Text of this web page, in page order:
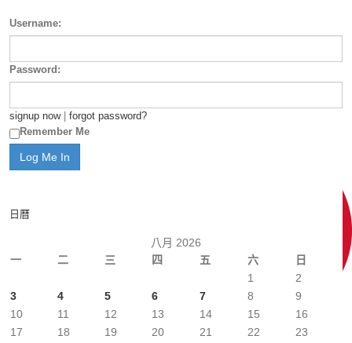
Username:
Password:
signup now| forgot password?
Remember Me
日曆
八月 2026
一
二 三 四 五 六 日
1
2
3
4 5 6 7 8
9
10
11 12 13 14 15
16
17
18 19 20 21 22
23